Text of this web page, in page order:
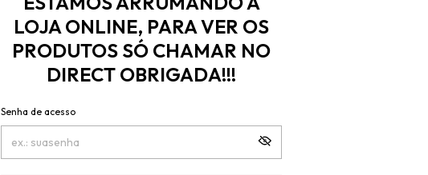
LOJA ONLINE, PARA VER OS
PRODUTOS SÓ CHAMAR NO
DIRECT OBRIGADA!!!
Senha de acesso